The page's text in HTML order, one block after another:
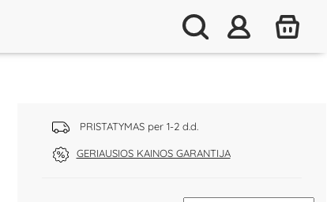
PRISTATYMAS per 1-2 d.d.
GERIAUSIOS KAINOS GARANTIJA